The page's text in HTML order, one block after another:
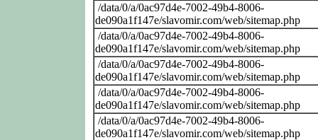
/data/0/a/0ac97d4e-7002-49b4-8006-
de090a1f147e/slavomir.com/web/sitemap.php
/data/0/a/0ac97d4e-7002-49b4-8006-
de090a1f147e/slavomir.com/web/sitemap.php
/data/0/a/0ac97d4e-7002-49b4-8006-
de090a1f147e/slavomir.com/web/sitemap.php
/data/0/a/0ac97d4e-7002-49b4-8006-
de090a1f147e/slavomir.com/web/sitemap.php
/data/0/a/0ac97d4e-7002-49b4-8006-
de090a1f147e/slavomir.com/web/sitemap.php